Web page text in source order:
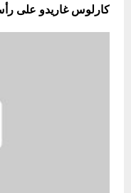
كارلوس غاريدو على